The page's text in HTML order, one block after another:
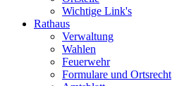
Wichtige Link's
Rathaus
Verwaltung
Wahlen
Feuerwehr
Formulare und Ortsrecht